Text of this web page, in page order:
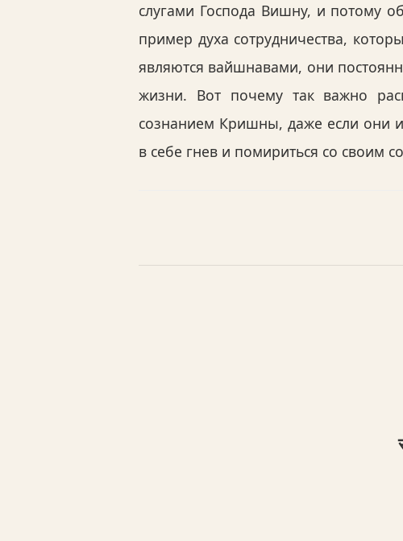
слугами Господа Вишну, и потому
пример духа сотрудничества,
являются вайшнавами, они
жизни. Вот почему так важно
сознанием Кришны, даже если они
в себе гнев и помириться со своим